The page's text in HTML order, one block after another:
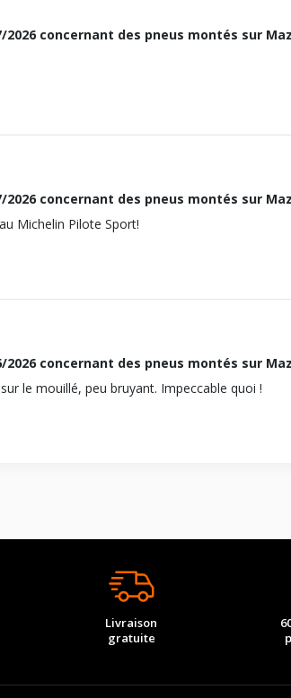
110
le constructeur.
le constructeur.
2026concernant des pneus montés sur
2026concernant des pneus montés sur
Michelin Pilote Sport!
2026concernant des pneus montés sur
le mouillé, peu bruyant. Impeccable quoi !
Livraison
gratuite